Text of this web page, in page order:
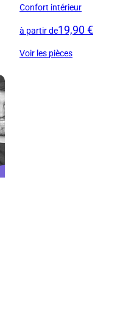
Confort intérieur
à partir de19,90 €
Voir les pièces